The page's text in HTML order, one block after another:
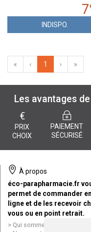
7
INDISPO.
« ‹ 1 › »
Les avantages de
€
PRIX
CHOIX
PAIEMENT
SÉCURISÉ
À propos
éco-parapharmacie.fr
permet de commander en
ligne et de les recevoir
vous ou en point retrait.
Qui sommes nous ?